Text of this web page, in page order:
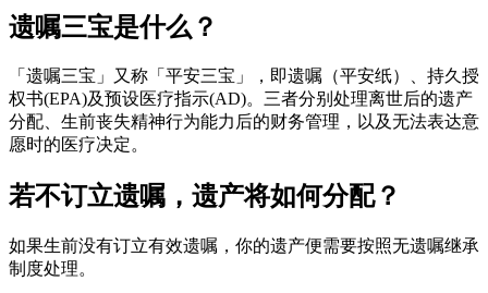
遗嘱三宝是什么？
「遗嘱三宝」又称「平安三宝」，即遗嘱（平安纸）、持久授
权书(EPA)及预设医疗指示(AD)。三者分别处理离世后的遗产
分配、生前丧失精神行为能力后的财务管理，以及无法表达意
愿时的医疗决定。
若不订立遗嘱，遗产将如何分配？
如果生前没有订立有效遗嘱，你的遗产便需要按照无遗嘱继承
制度处理。